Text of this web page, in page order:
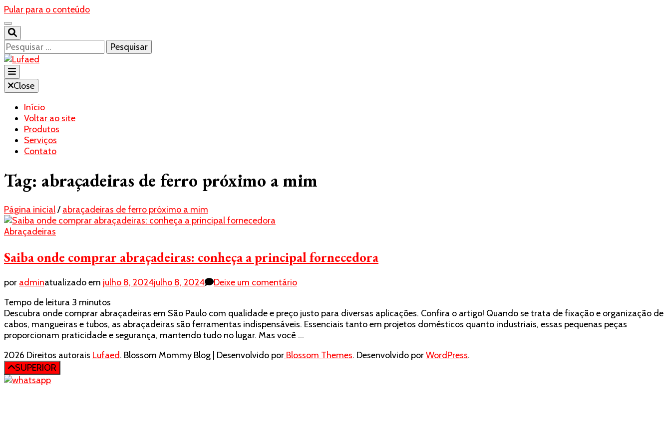
Pular para o conteúdo
Pesquisar
por:
Lufaed
Blog- Lufaed
Close
Início
Voltar ao site
Produtos
Serviços
Contato
Tag: abraçadeiras de ferro próximo a mim
Página inicial/ abraçadeiras de ferro próximo a mim
Abraçadeiras
Saiba onde comprar abraçadeiras: conheça a principal fornecedora
por adminatualizado em julho 8, 2024julho 8, 2024 Deixe um comentárioem
comprar
abraçadeiras:
conheça
principal
Tempo de leitura 3 minutos
Descubra onde comprar abraçadeiras em São Paulo com qualidade e preço justo para diversas aplicações. Confira o artigo! Quando se trata de fixação e organização de
cabos, mangueiras e tubos, as abraçadeiras são ferramentas indispensáveis. Essenciais tanto em projetos domésticos quanto industriais, essas pequenas peças
proporcionam praticidade e segurança, mantendo tudo no lugar. Mas você …
2026 Direitos autorais Lufaed. Blossom Mommy Blog | Desenvolvido por Blossom Themes. Desenvolvido porWordPress.
SUPERIOR